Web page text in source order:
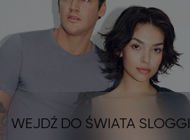
WEJDŹ DO ŚWIATA SLOGGI